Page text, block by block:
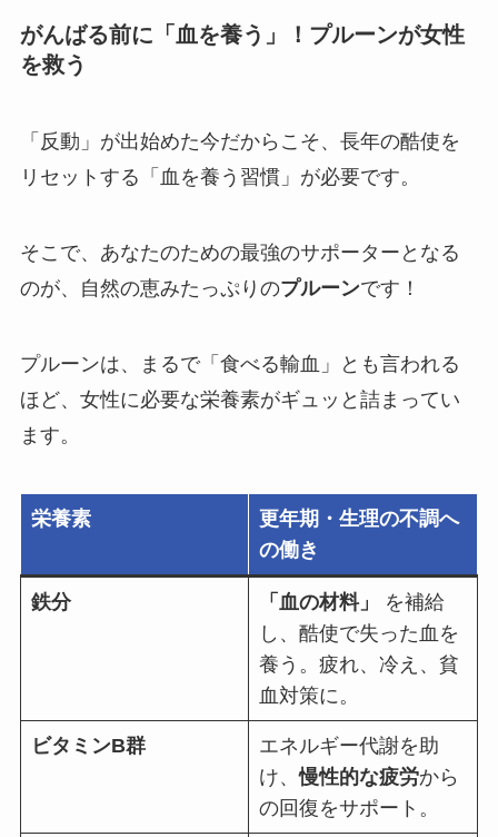
がんばる前に「血を養う」！プルーンが女性
を救う
「反動」が出始めた今だからこそ、長年の酷使を
リセットする「血を養う習慣」が必要です。
そこで、あなたのための最強のサポーターとなる
のが、自然の恵みたっぷりのプルーンです！
プルーンは、まるで「食べる輸血」とも言われる
ほど、女性に必要な栄養素がギュッと詰まってい
ます。
栄養素
更年期・生理の不調へ
の働き
鉄分 「血の材料」
を補給
し、酷使で失った血を
養う。疲れ、冷え、貧
血対策に。
ビタミンB群
エネルギー代謝を助
け、慢性的な疲労から
の回復をサポート。